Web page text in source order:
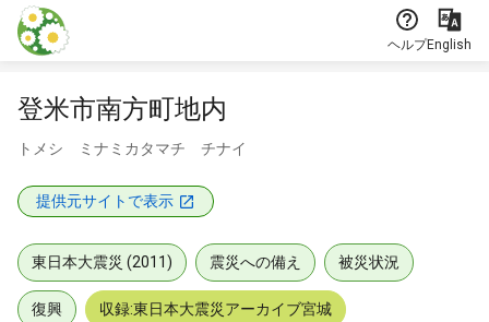
本文に飛ぶ
ヘルプEnglish
登米市南方町地内
トメシ ミナミカタマチ チナイ
提供元サイトで表示
東日本大震災 (2011) 震災への備え 被災状況
復興 収録:東日本大震災アーカイブ宮城